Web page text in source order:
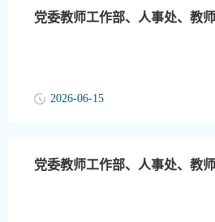
高质量发展，形成了特色鲜明的党
2026-06-15